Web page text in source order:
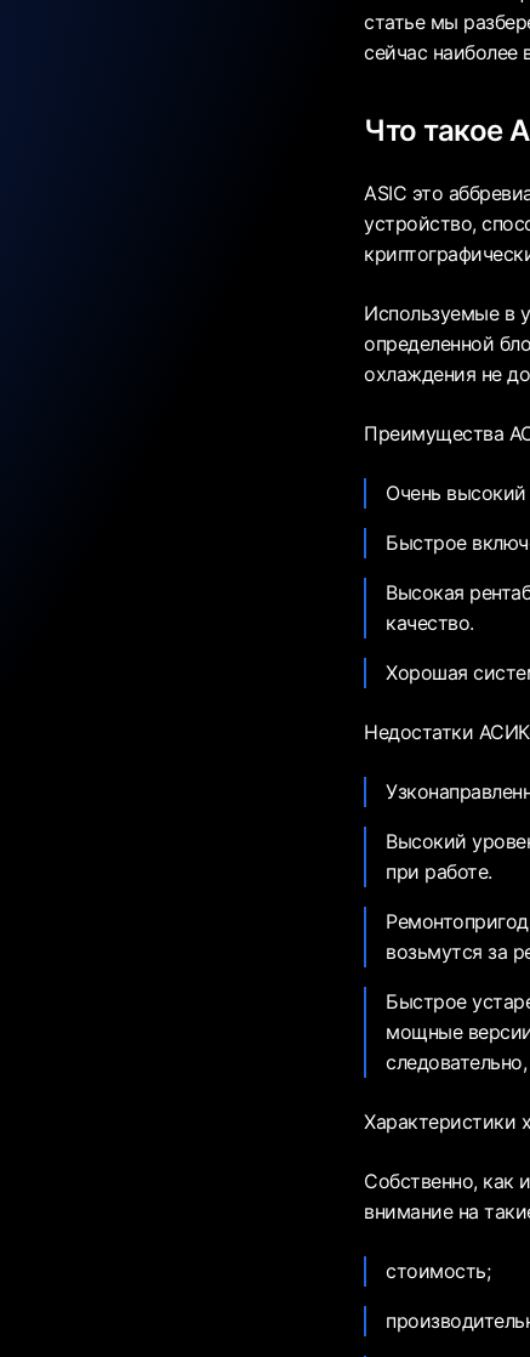
статье мы
сейчас наиболее
Что такое
ASIC это
устройство,
Используемые в
определенной
охлаждения не
Преимущества
Очень
Быстрое
Высокая
качество.
Хорошая
Недостатки
Высокий
при работе.
возьмутся за
Быстрое
мощные
Характеристики
Собственно, как
внимание на
стоимость;